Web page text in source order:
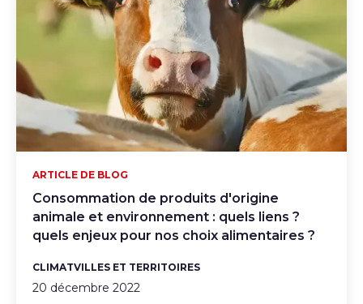
Consommation de produits d'origine
animale et environnement : quels liens ?
quels enjeux pour nos choix alimentaires ?
ARTICLE DE BLOG
CLIMATVILLES ET TERRITOIRES
20 décembre 2022